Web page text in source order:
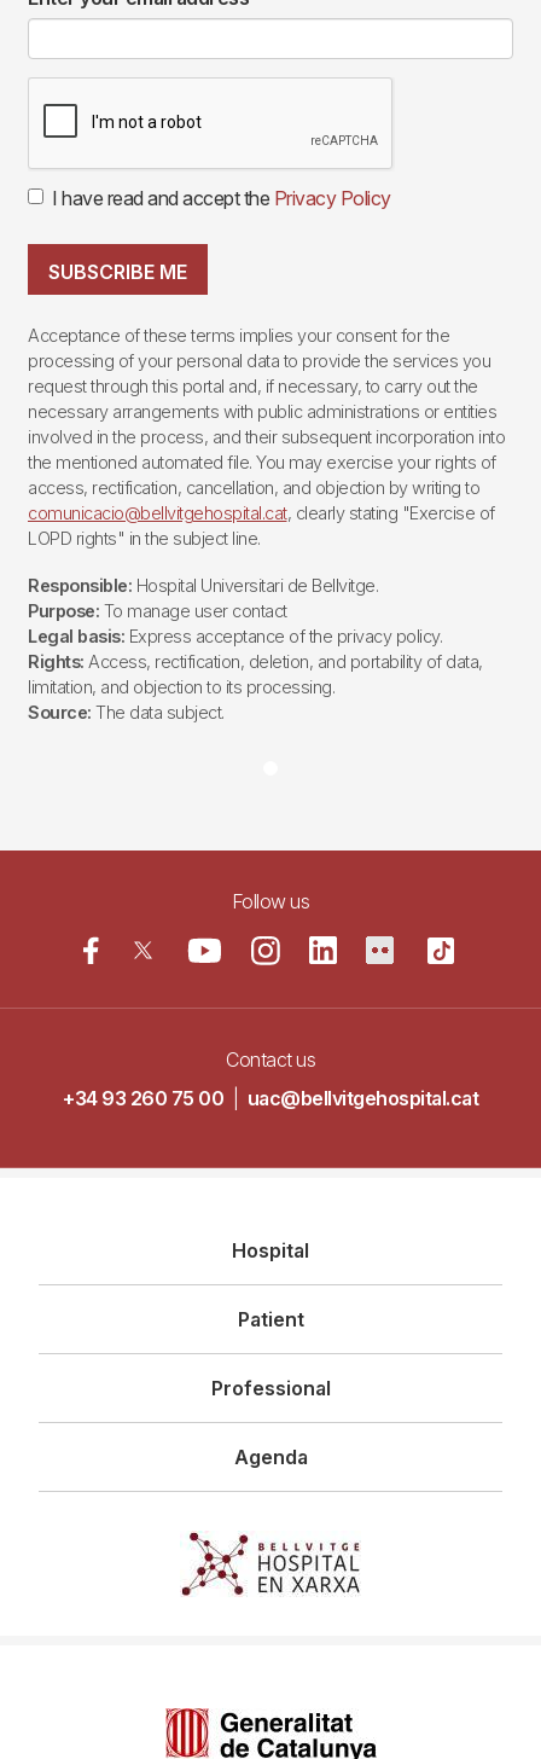
I have read and accept the Privacy Policy
SUBSCRIBE ME
Acceptance of these terms implies your consent for the
processing of your personal data to provide the services you
request through this portal and, if necessary, to carry out the
necessary arrangements with public administrations or entities
involved in the process, and their subsequent incorporation into
the mentioned automated file. You may exercise your rights of
access, rectification, cancellation, and objection by writing to
comunicacio@bellvitgehospital.cat, clearly stating "Exercise of
LOPD rights" in the subject line.
Responsible: Hospital Universitari de Bellvitge.
Purpose: To manage user contact
Legal basis: Express acceptance of the privacy policy.
Rights: Access, rectification, deletion, and portability of data,
limitation, and objection to its processing.
Source: The data subject.
Follow us
Contact us
+34 93 260 75 00
uac@bellvitgehospital.cat
principal
Hospital
Patient
Professional
Agenda